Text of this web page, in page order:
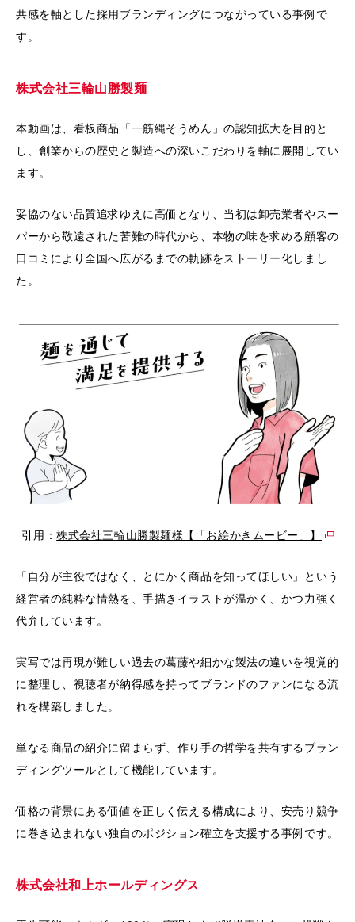
共感を軸とした採用ブランディングにつながっている事例で
す。
株式会社三輪山勝製麺
本動画は、看板商品「一筋縄そうめん」の認知拡大を目的と
し、創業からの歴史と製造への深いこだわりを軸に展開してい
ます。
妥協のない品質追求ゆえに高価となり、当初は卸売業者やスー
パーから敬遠された苦難の時代から、本物の味を求める顧客の
口コミにより全国へ広がるまでの軌跡をストーリー化しまし
た。
引用：株式会社三輪山勝製麺様【「お絵かきムービー」】
「自分が主役ではなく、とにかく商品を知ってほしい」という
経営者の純粋な情熱を、手描きイラストが温かく、かつ力強く
代弁しています。
実写では再現が難しい過去の葛藤や細かな製法の違いを視覚的
に整理し、視聴者が納得感を持ってブランドのファンになる流
れを構築しました。
単なる商品の紹介に留まらず、作り手の哲学を共有するブラン
ディングツールとして機能しています。
価格の背景にある価値を正しく伝える構成により、安売り競争
に巻き込まれない独自のポジション確立を支援する事例です。
株式会社和上ホールディングス